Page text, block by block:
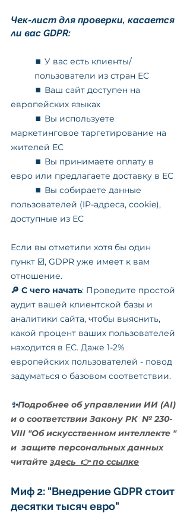
Чек-лист для проверки, касается
ли вас GDPR:
⏹️ У вас есть клиенты/
пользователи из стран ЕС
европейских языках
маркетинговое таргетирование на
жителей ЕС
евро или предлагаете доставку в ЕС
пользователей (IP-адреса, cookie),
доступные из ЕС
Если вы отметили хотя бы один
пункт ☑️, GDPR уже имеет к вам
отношение.
🔎 С чего начать: Проведите простой
аудит вашей клиентской базы и
аналитики сайта, чтобы выяснить,
какой процент ваших пользователей
находится в ЕС. Даже 1-2%
европейских пользователей - повод
задуматься о базовом соответствии.
✨Подробнее об управлении ИИ (AI)
и о соответствии Закону РК  № 230-
VIII "Об искусственном интеллекте "
и  защите персональных данных
читайте здесь  👉 по ссылке
Миф 2: "Внедрение GDPR стоит
десятки тысяч евро"